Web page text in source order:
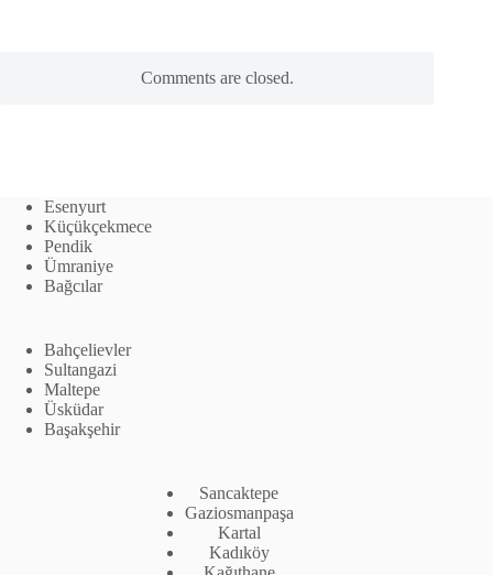
Comments are closed.
Esenyurt
Küçükçekmece
Pendik
Ümraniye
Bağcılar
Bahçelievler
Sultangazi
Maltepe
Üsküdar
Başakşehir
Sancaktepe
Gaziosmanpaşa
Kartal
Kadıköy